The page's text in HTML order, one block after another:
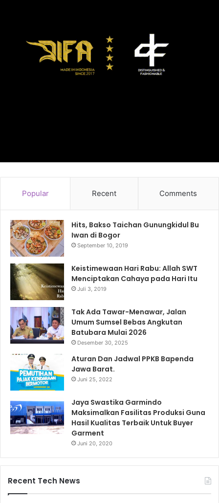
Popular Recent Comments
Hits, Bakso Taichan Gunungkidul Bu
Iwan di Bogor
September 10, 2019
Keistimewaan Hari Rabu: Allah SWT
Menciptakan Cahaya pada Hari Itu
Juli 3, 2019
Tak Ada Tawar-Menawar, Jalan
Umum Sumsel Bebas Angkutan
Batubara Mulai 2026
Desember 30, 2025
Aturan Dan Jadwal PPKB Bapenda
Jawa Barat.
Juni 25, 2022
Jaya Swastika Garmindo
Maksimalkan Fasilitas Produksi Guna
Hasil Kualitas Terbaik Untuk Buyer
Garment
Juni 20, 2020
Recent Tech News